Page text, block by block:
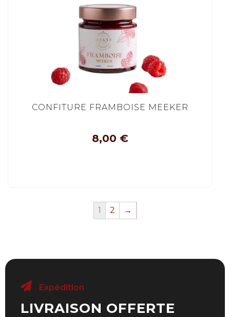
CONFITURE FRAMBOISE MEEKER
8,00 €
1 2 →
Expédition
LIVRAISON OFFERTE